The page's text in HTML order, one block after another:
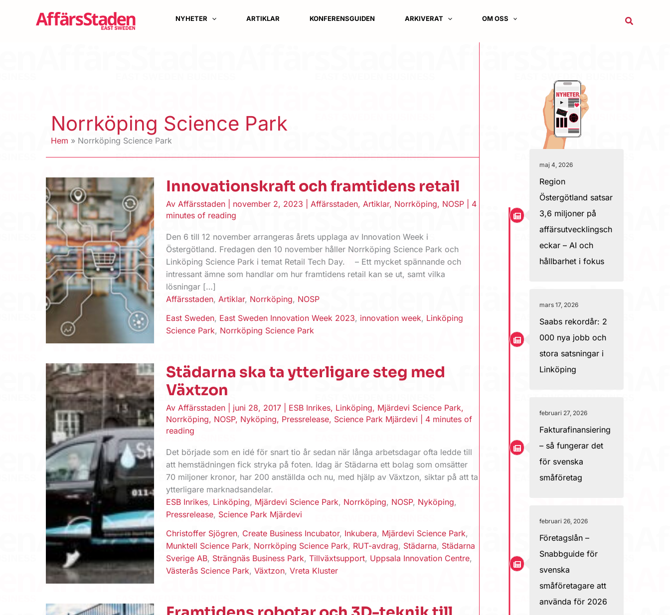
NYHETER ARTIKLAR KONFERENSGUIDEN ARKIVERAT OM OSS Sök
Norrköping Science Park
Hem Norrköping Science Park
Innovationskraft och framtidens retail
AvAffärsstaden november 2, 2023 |Affärsstaden,Artiklar, Norrköping, NOSP
4
minutes of reading
Den 6 till 12 november arrangeras årets upplaga av Innovation Week i
Östergötland. Fredagen den 10 november ­håller Norrköping Science Park och
Linköping Science Park i temat Retail Tech Day. – Ett mycket spännande och
intressant ämne som handlar om hur framtidens retail kan se ut, samt vilka
lösningar […]
Affärsstaden,Artiklar, Norrköping, NOSP
East Sweden, East Sweden Innovation Week 2023, innovation week, Linköping
Science Park, Norrköping Science Park
Städarna ska ta ytterligare steg med
Växtzon
Av Affärsstaden juni 28, 2017 ESB Inrikes, Linköping, Mjärdevi Science Park,
Norrköping, NOSP, Nyköping, Pressrelease, Science Park Mjärdevi
4 minutes of
reading
Det började som en idé för snart tio år sedan när långa arbetsdagar ofta ledde till
att hemstädningen fick stryka på foten. Idag är Städarna ett bolag som omsätter
70 miljoner kronor, har 200 anställda och nu, med hjälp av Växtzon, siktar på att ta
ytterligare marknadsandelar.
ESB Inrikes, Linköping, Mjärdevi Science Park, Norrköping, NOSP, Nyköping,
Pressrelease, Science Park Mjärdevi
Christoffer Sjögren, Create Business Incubator, Inkubera, Mjärdevi Science Park,
Munktell Science Park, Norrköping Science Park, RUT-avdrag, Städarna, Städarna
Sverige AB, Strängnäs Business Park,Tillväxtsupport, Uppsala Innovation Centre,
Västerås Science Park,Växtzon,Vreta Kluster
maj 4, 2026
Region
Östergötland satsar
3,6 miljoner på
affärsutvecklingsch
eckar – AI och
hållbarhet i fokus
mars 17, 2026
Saabs rekordår: 2
000 nya jobb och
stora satsningar i
Linköping
februari 27, 2026
Fakturafinansiering
– så fungerar det
för svenska
småföretag
februari 26, 2026
Företagslån –
Snabbguide för
svenska
småföretagare att
använda för 2026